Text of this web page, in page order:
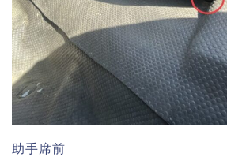
助手席前